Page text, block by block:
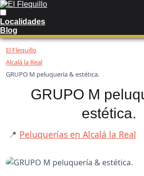
Localidades
Blog
El Flequillo
Alcalá la Real
GRUPO M peluquería & estética.
GRUPO M
estética.
📍 Peluquerías en Alcalá la Real